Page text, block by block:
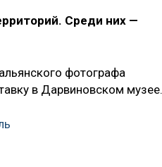
Среди них —
фотографа
в Дарвиновском музее.